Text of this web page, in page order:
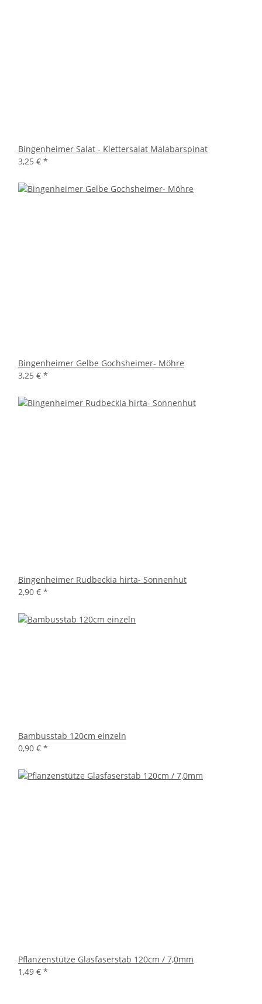
Bingenheimer Salat - Klettersalat Malabarspinat
3,25 € *
Bingenheimer Gelbe Gochsheimer- Möhre
3,25 € *
Bingenheimer Rudbeckia hirta- Sonnenhut
2,90 € *
Bambusstab 120cm einzeln
0,90 € *
Pflanzenstütze Glasfaserstab 120cm / 7,0mm
1,49 € *